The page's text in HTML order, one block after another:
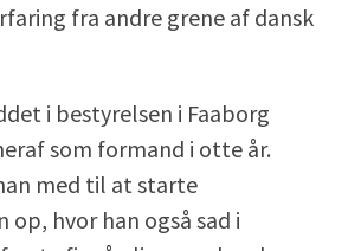
fra andre grene af dansk
i bestyrelsen i Faaborg
som formand i otte år.
med til at starte
op, hvor han også sad i